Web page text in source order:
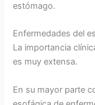
estómago.
Enfermedades del
La importancia
es muy extensa.
En su mayor parte